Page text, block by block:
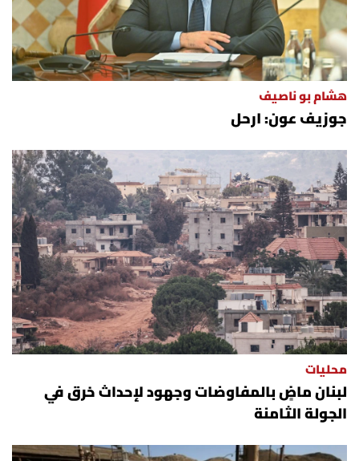
هشام بو ناصيف
جوزيف عون: ارحل
محليات
لبنان ماضٍ بالمفاوضات وجهود لإحداث خرق في
الجولة الثامنة